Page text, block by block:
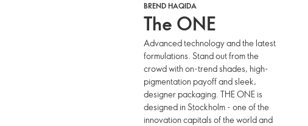
BREND HAQIDA
The ONE
Advanced technology and the latest
formulations. Stand out from the
crowd with on-trend shades, high-
pigmentation payoff and sleek,
designer packaging. THE ONE is
designed in Stockholm - one of the
innovation capitals of the world and